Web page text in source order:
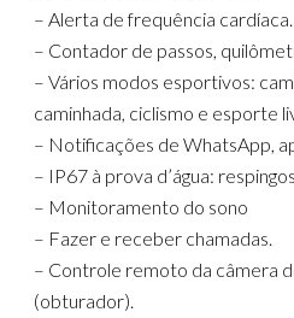
– Alerta de frequência cardíaca.
– Contador de passos,
– Vários modos esportivos:
caminhada, ciclismo e esporte
– Notificações de WhatsApp,
– IP67 à prova d’água:
– Monitoramento do sono
– Fazer e receber chamadas.
– Controle remoto da câmera
(obturador).